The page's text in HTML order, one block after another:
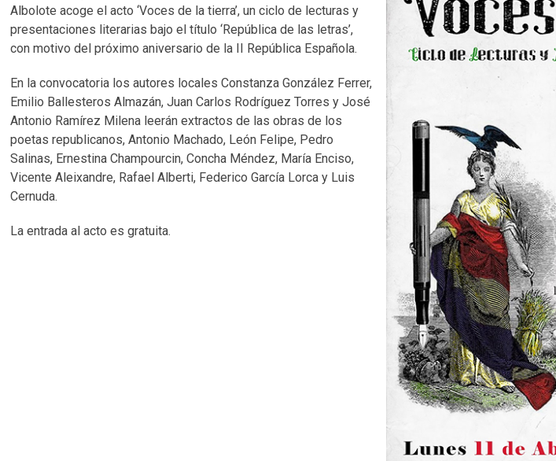
Albolote acoge el acto ‘Voces de la tierra’, un ciclo de lecturas y
presentaciones literarias bajo el título ‘República de las letras’,
con motivo del próximo aniversario de la II República Española.
En la convocatoria los autores locales Constanza González Ferrer,
Emilio Ballesteros Almazán, Juan Carlos Rodríguez Torres y José
Antonio Ramírez Milena leerán extractos de las obras de los
poetas republicanos, Antonio Machado, León Felipe, Pedro
Salinas, Ernestina Champourcin, Concha Méndez, María Enciso,
Vicente Aleixandre, Rafael Alberti, Federico García Lorca y Luis
Cernuda.
La entrada al acto es gratuita.